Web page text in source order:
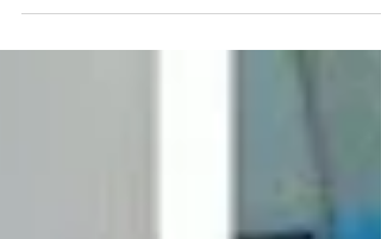
Electronics of Science and Technology of China
(UESTC) to deliver a talk on “e-Learning...